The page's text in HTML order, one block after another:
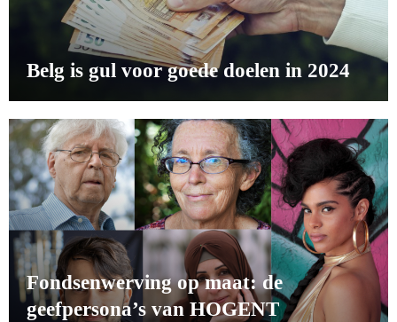
Belg is gul voor goede doelen in 2024
Fondsenwerving op maat: de
geefpersona’s van HOGENT